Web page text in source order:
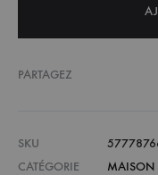
PARTAGEZ
SKU
CATÉGORIE
MAISON